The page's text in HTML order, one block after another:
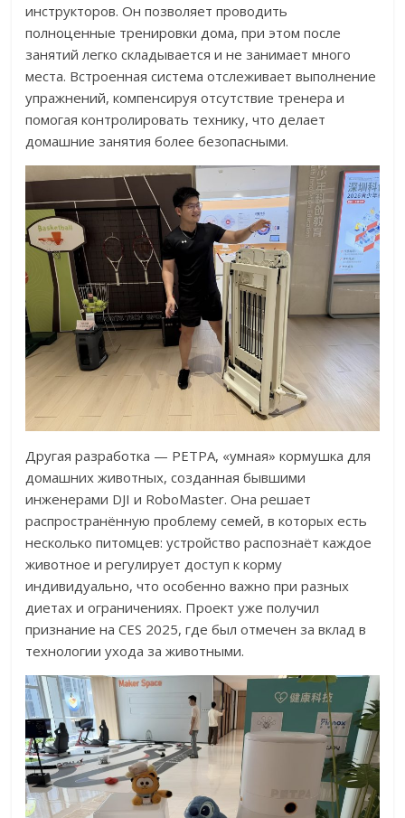
инструкторов. Он позволяет проводить
полноценные тренировки дома, при этом после
занятий легко складывается и не занимает много
места. Встроенная система отслеживает выполнение
упражнений, компенсируя отсутствие тренера и
помогая контролировать технику, что делает
домашние занятия более безопасными.
Другая разработка — PETPA, «умная» кормушка для
домашних животных, созданная бывшими
инженерами DJI и RoboMaster. Она решает
распространённую проблему семей, в которых есть
несколько питомцев: устройство распознаёт каждое
животное и регулирует доступ к корму
индивидуально, что особенно важно при разных
диетах и ограничениях. Проект уже получил
признание на CES 2025, где был отмечен за вклад в
технологии ухода за животными.